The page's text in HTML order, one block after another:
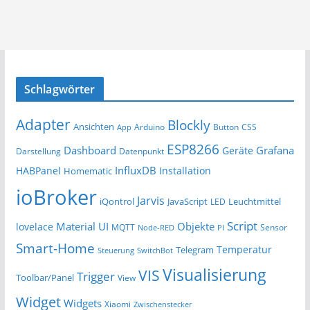
Schlagwörter
Adapter Ansichten App Arduino Blockly Button CSS
Darstellung Dashboard Datenpunkt ESP8266 Geräte Grafana
HABPanel Homematic InfluxDB Installation
ioBroker iQontrol Jarvis JavaScript LED Leuchtmittel
lovelace Material UI MQTT Node-RED Objekte PI Script Sensor
Smart-Home Steuerung SwitchBot Telegram Temperatur
Toolbar/Panel Trigger View VISVisualisierung
Widget Widgets Xiaomi Zwischenstecker